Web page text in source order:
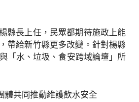
縣長上任，民眾都期待施政上能
帶給新竹縣更多改變。針對楊縣
「水、垃圾、食安跨域論壇」所
體共同推動維護飲水安全